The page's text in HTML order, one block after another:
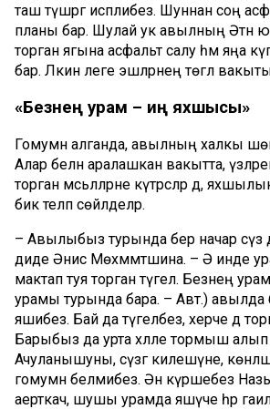
таш түшәргә исәплибез. Шуннан соң
планы бар. Шулай ук авылның Әтнә
торган ягына асфальт салу һәм яңа
бар. Ләкин әлеге эшләрнең төгәл
«Безнең урам – иң яхшысы»
Гомумән алганда, авылның халкы
Алар белән аралашкан вакытта,
торган мәсьәләләрне күтәрсәләр дә,
бик теләп сөйләделәр.
– Авылыбыз турында бер начар сүз
диде Әнисә Мөхәммәтшина. – Ә инде
мактап туя торган түгел. Безнең
урамы турында бара. – Авт.) авылда
яшибез. Бай да түгелбез, хәерче дә
Барыбыз да урта хәлле тормыш
Ачуланышуны, сүзгә килешүне,
гомумән белмибез. Әнә күршебез
аерткач, шушы урамда яшәүче һәр